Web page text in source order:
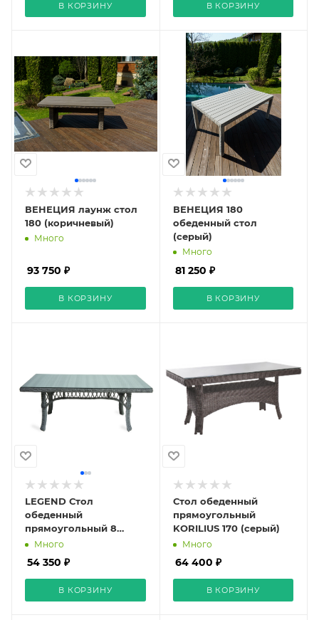
В КОРЗИНУ В КОРЗИНУ
ВЕНЕЦИЯ лаунж стол
180 (коричневый)
Много
93 750 ₽
В КОРЗИНУ
ВЕНЕЦИЯ 180
обеденный стол
(серый)
Много
81 250 ₽
В КОРЗИНУ
LEGEND Стол
обеденный
прямоугольный 8
(серый)
Много
54 350 ₽
В КОРЗИНУ
Стол обеденный
прямоугольный
KORILIUS 170 (серый)
Много
64 400 ₽
В КОРЗИНУ